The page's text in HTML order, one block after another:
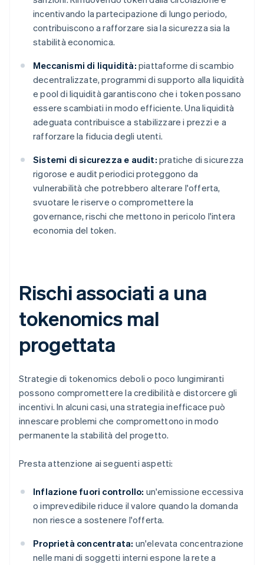
incentivando la partecipazione di lungo periodo,
contribuiscono a rafforzare sia la sicurezza sia la
stabilità economica.
Meccanismi di liquidità: piattaforme di scambio
decentralizzate, programmi di supporto alla liquidità
e pool di liquidità garantiscono che i token possano
essere scambiati in modo efficiente. Una liquidità
adeguata contribuisce a stabilizzare i prezzi e a
rafforzare la fiducia degli utenti.
Sistemi di sicurezza e audit: pratiche di sicurezza
rigorose e audit periodici proteggono da
vulnerabilità che potrebbero alterare l'offerta,
svuotare le riserve o compromettere la
governance, rischi che mettono in pericolo l'intera
economia del token.
Rischi associati a una
tokenomics mal
progettata
Strategie di tokenomics deboli o poco lungimiranti
possono compromettere la credibilità e distorcere gli
incentivi. In alcuni casi, una strategia inefficace può
innescare problemi che compromettono in modo
permanente la stabilità del progetto.
Presta attenzione ai seguenti aspetti:
Inflazione fuori controllo: un'emissione eccessiva
o imprevedibile riduce il valore quando la domanda
non riesce a sostenere l'offerta.
Proprietà concentrata: un'elevata concentrazione
nelle mani di soggetti interni espone la rete a